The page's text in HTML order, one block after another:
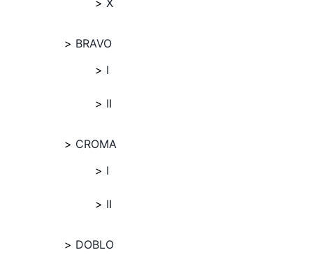
X
BRAVO
I
II
CROMA
I
II
DOBLO